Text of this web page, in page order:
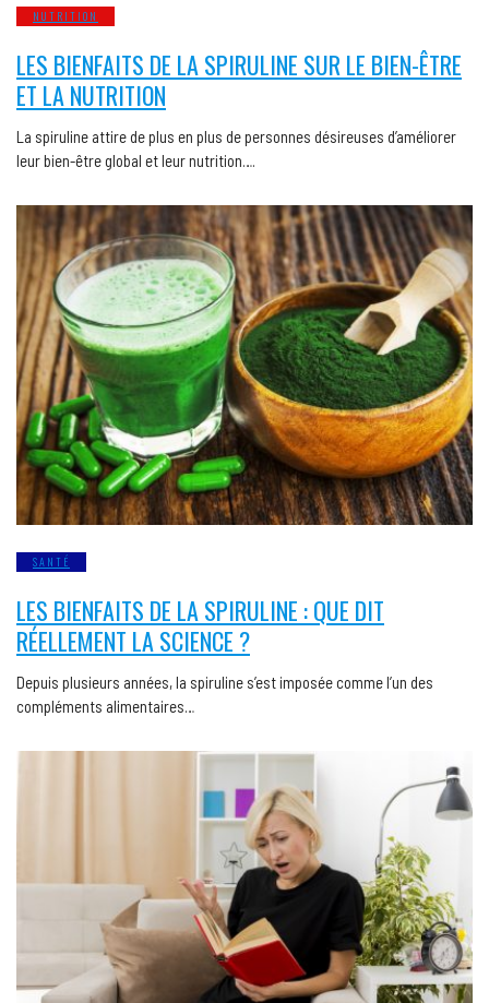
NUTRITION
LES BIENFAITS DE LA SPIRULINE SUR LE BIEN-ÊTRE
ET LA NUTRITION
La spiruline attire de plus en plus de personnes désireuses d’améliorer
leur bien-être global et leur nutrition….
SANTÉ
LES BIENFAITS DE LA SPIRULINE : QUE DIT
RÉELLEMENT LA SCIENCE ?
Depuis plusieurs années, la spiruline s’est imposée comme l’un des
compléments alimentaires…